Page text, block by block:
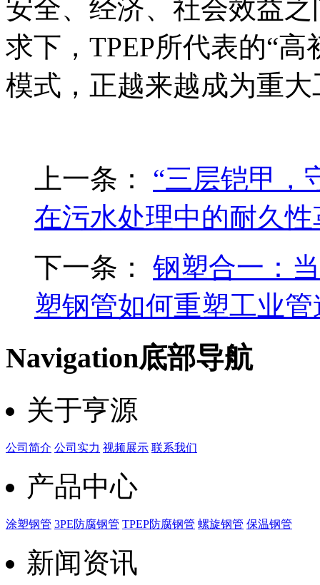
安全、经济、社会效益
求下，TPEP所代表的“
模式，正越来越成为重
上一条： “三层铠甲
在污水处理中的耐久性
下一条： 钢塑合一：
塑钢管如何重塑工业
Navigation底部导航
关于亨源
公司简介 公司实力 视频展示 联系我们
产品中心
涂塑钢管 3PE防腐钢管 TPEP防腐钢管 螺旋钢管 保温钢管
新闻资讯